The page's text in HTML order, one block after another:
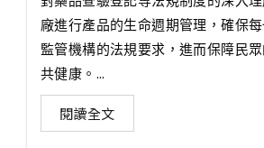
廠進行產品的生命週期管理，確保
監管機構的法規要求，進而保障民
共健康。...
閱讀全文